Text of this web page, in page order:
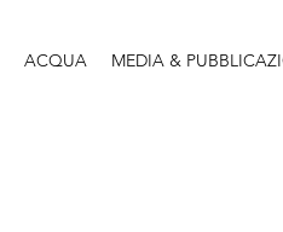
ACQUA MEDIA &